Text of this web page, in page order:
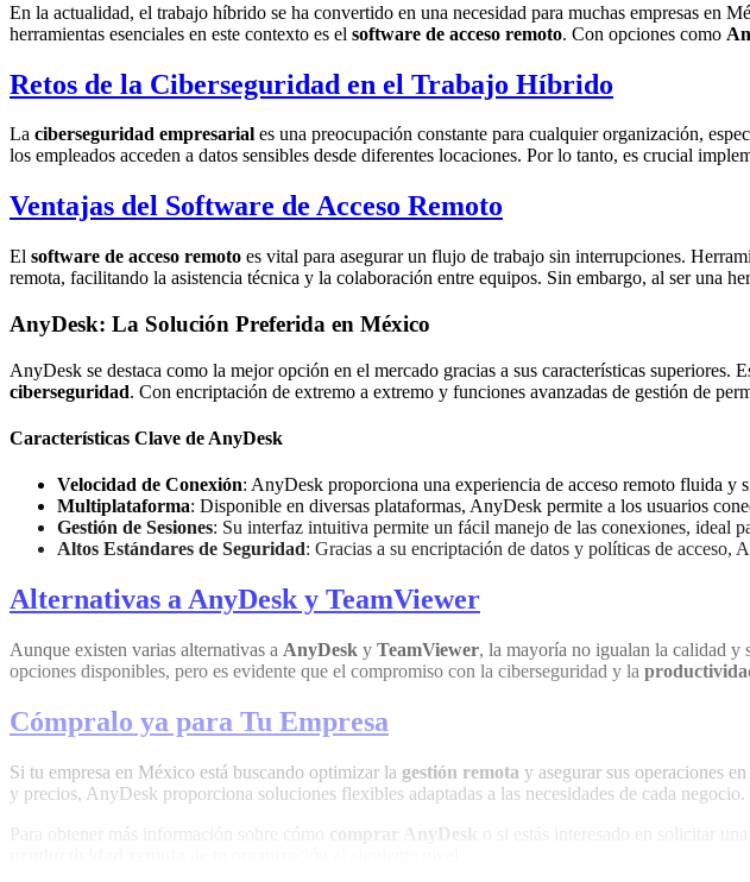
En la actualidad, el trabajo híbrido se ha convertido en una necesidad para muchas empresas en
herramientas esenciales en este contexto es el software de acceso remoto. Con opciones como
Retos de la Ciberseguridad en el Trabajo Híbrido
La ciberseguridad empresarial es una preocupación constante para cualquier organización,
los empleados acceden a datos sensibles desde diferentes locaciones. Por lo tanto, es crucial
Ventajas del Software de Acceso Remoto
El software de acceso remoto es vital para asegurar un flujo de trabajo sin interrupciones.
remota, facilitando la asistencia técnica y la colaboración entre equipos. Sin embargo, al ser una
AnyDesk: La Solución Preferida en México
AnyDesk se destaca como la mejor opción en el mercado gracias a sus características
ciberseguridad. Con encriptación de extremo a extremo y funciones avanzadas de gestión de
Características Clave de AnyDesk
Velocidad de Conexión: AnyDesk proporciona una experiencia de acceso remoto fluida y
Multiplataforma: Disponible en diversas plataformas, AnyDesk permite a los usuarios
Gestión de Sesiones: Su interfaz intuitiva permite un fácil manejo de las conexiones, ideal
Altos Estándares de Seguridad: Gracias a su encriptación de datos y políticas de acceso,
Alternativas a AnyDesk y TeamViewer
Aunque existen varias alternativas a AnyDesk y TeamViewer, la mayoría no igualan la calidad y
opciones disponibles, pero es evidente que el compromiso con la ciberseguridad y la
Cómpralo ya para Tu Empresa
Si tu empresa en México está buscando optimizar la gestión remota y asegurar sus operaciones
y precios, AnyDesk proporciona soluciones flexibles adaptadas a las necesidades de cada negocio.
Para obtener más información sobre cómo
comprar AnyDesk o si estás interesado en solicitar